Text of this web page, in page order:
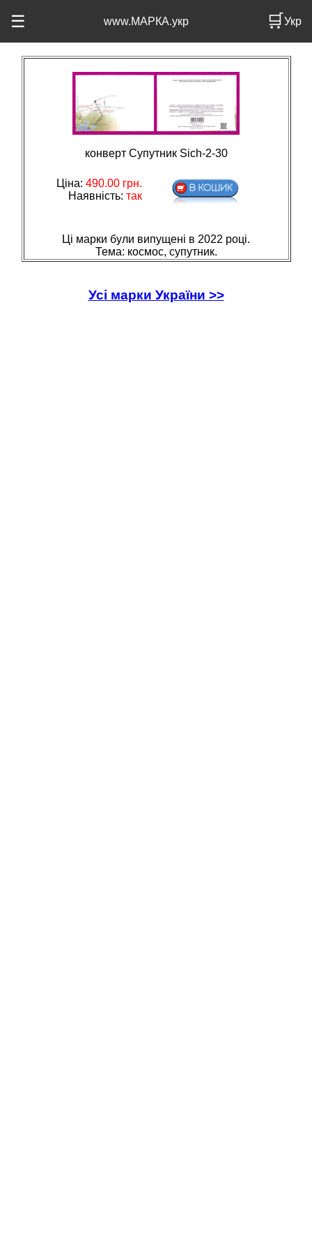
☰ www.МАРКА.укр 🛒Укр
конверт Супутник Sіch-2-30
Ціна: 490.00грн.
Наявність: так
Ці марки були випущені в 2022 році.
Тема: космос, супутник.
Усі марки України >>